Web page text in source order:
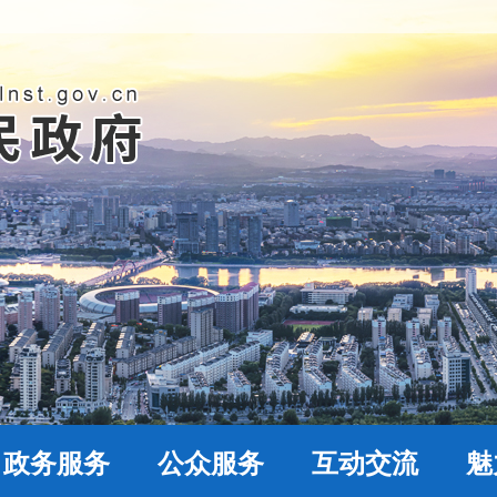
政务服务 公众服务 互动交流